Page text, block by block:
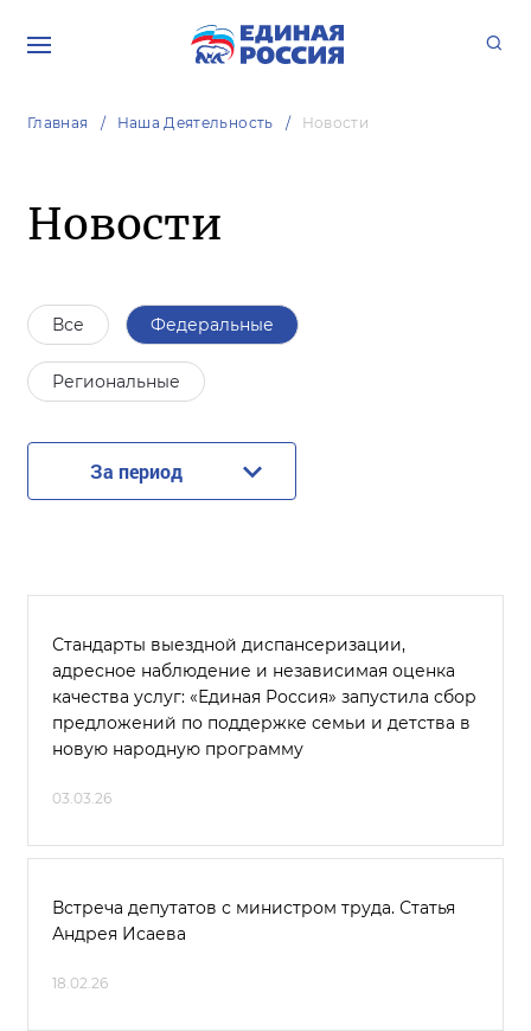
Главная Наша Деятельность Новости
Новости
Все Федеральные
Региональные
За период
Стандарты выездной диспансеризации,
адресное наблюдение и независимая оценка
качества услуг: «Единая Россия» запустила сбор
предложений по поддержке семьи и детства в
новую народную программу
03.03.26
Встреча депутатов с министром труда. Статья
Андрея Исаева
18.02.26